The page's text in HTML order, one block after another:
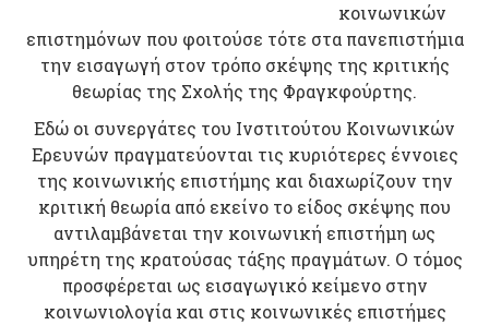
κοινωνικών
επιστημόνων που φοιτούσε τότε στα πανεπιστήμια
την εισαγωγή στον τρόπο σκέψης της κριτικής
θεωρίας της Σχολής της Φραγκφούρτης.
Εδώ οι συνεργάτες του Ινστιτούτου Κοινωνικών
Ερευνών πραγματεύονται τις κυριότερες έννοιες
της κοινωνικής επιστήμης και διαχωρίζουν την
κριτική θεωρία από εκείνο το είδος σκέψης που
αντιλαμβάνεται την κοινωνική επιστήμη ως
υπηρέτη της κρατούσας τάξης πραγμάτων. Ο τόμος
προσφέρεται ως εισαγωγικό κείμενο στην
κοινωνιολογία και στις κοινωνικές επιστήμες